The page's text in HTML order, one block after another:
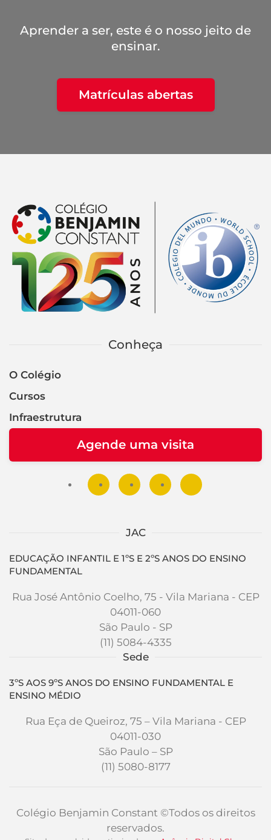
Aprender a ser, este é o nosso jeito de
ensinar.
Matrículas abertas
Conheça
O Colégio
Cursos
Infraestrutura
Agende uma visita
JAC
EDUCAÇÃO INFANTIL E 1ºS E 2ºS ANOS DO ENSINO
FUNDAMENTAL
Rua José Antônio Coelho, 75 - Vila Mariana - CEP
04011-060
São Paulo - SP
(11) 5084-4335
Sede
3ºS AOS 9ºS ANOS DO ENSINO FUNDAMENTAL E
ENSINO MÉDIO
Rua Eça de Queiroz, 75 – Vila Mariana - CEP
04011-030
São Paulo – SP
(11) 5080-8177
Colégio Benjamin Constant ©Todos os direitos
reservados.